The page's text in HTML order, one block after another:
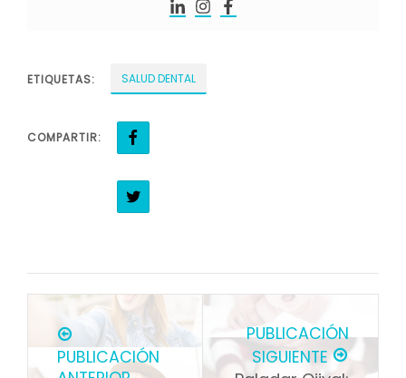
ETIQUETAS: SALUD DENTAL
COMPARTIR:
PUBLICACIÓN
PUBLICACIÓN
SIGUIENTE